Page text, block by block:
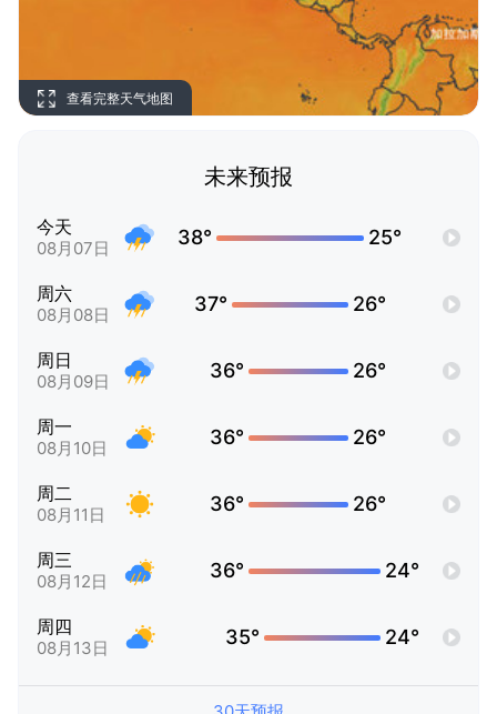
查看完整天气地图
未来预报
今天
08月07日 38° 25°
周六
08月08日 37° 26°
周日
08月09日 36° 26°
周一
08月10日 36° 26°
周二
08月11日 36° 26°
周三
08月12日 36° 24°
周四
08月13日 35° 24°